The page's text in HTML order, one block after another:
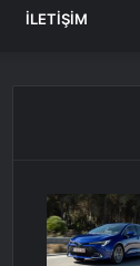
İLETIŞIM